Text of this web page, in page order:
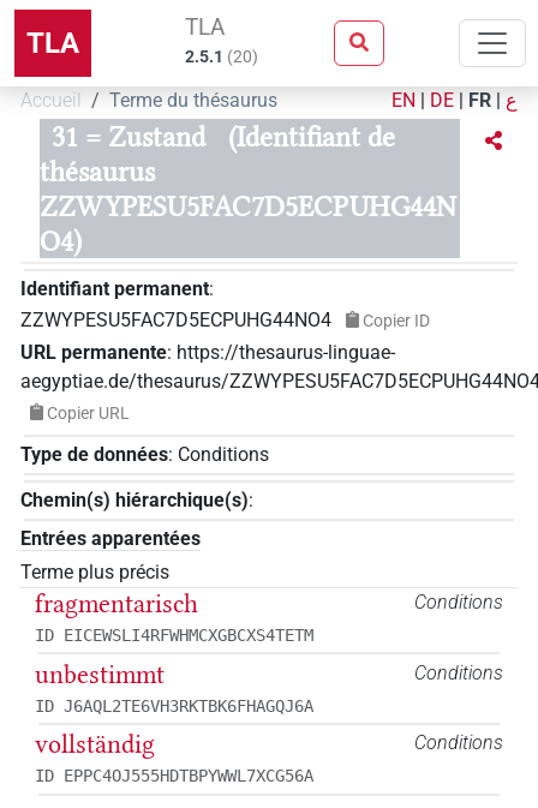
TLA TLA
2.5.1 (20)
Accueil Terme du thésaurus EN | DE | FR | ع
31 = Zustand
(Identifiant de
thésaurus
ZZWYPESU5FAC7D5ECPUHG44N
O4)
Identifiant permanent:
ZZWYPESU5FAC7D5ECPUHG44NO4
Copier ID
URL permanente: https://thesaurus-linguae-
aegyptiae.de/thesaurus/
Copier URL
Type de données: Conditions
Chemin(s) hiérarchique(s):
Entrées apparentées
Terme plus précis
Conditions
fragmentarisch
ID EICEWSLI4RFWHMCXGBCXS4TETM
Conditions
unbestimmt
ID J6AQL2TE6VH3RKTBK6FHAGQJ6A
Conditions
vollständig
ID EPPC4OJ555HDTBPYWWL7XCG56A